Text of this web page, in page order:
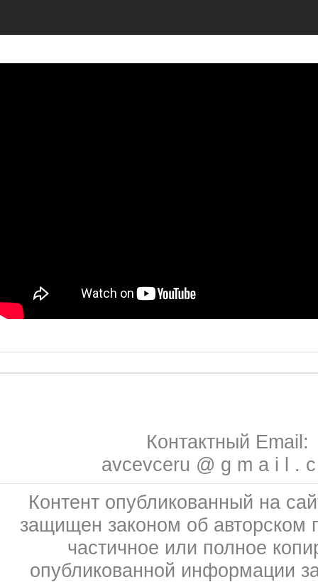
Контактный Email:
avcevceru @ g m a i l .
Контент опубликованный на
защищен законом об авторском
частичное или полное
опубликованной информации